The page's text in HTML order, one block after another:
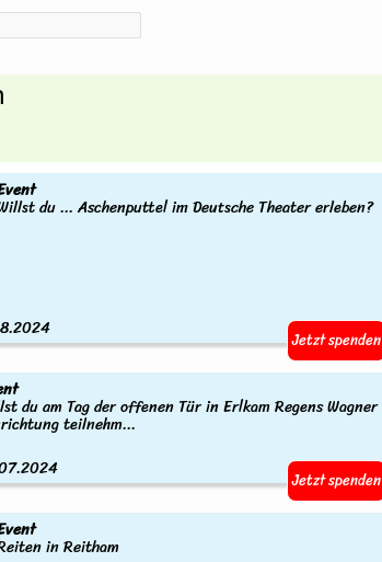
du ... Aschenputtel im Deutsche Theater erleben?
Jetzt spenden
du am Tag der offenen Tür in Erlkam Regens Wagner
teilnehm...
Jetzt spenden
in Reitham